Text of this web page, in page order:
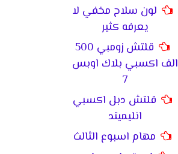
لون سلاح مخفي لا
يعرفه كثير
قلتش زومبي 500
الف اكسبي بلاك اوبس
7
قلتش دبل اكسبي
انليميتد
مهام اسبوع الثالث